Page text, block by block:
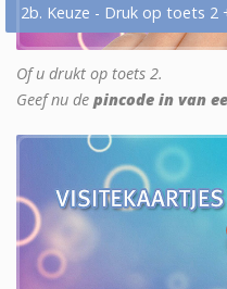
2b. Keuze - Druk op toets 2
Of u drukt op toets 2.
Geef nu de pincode in van